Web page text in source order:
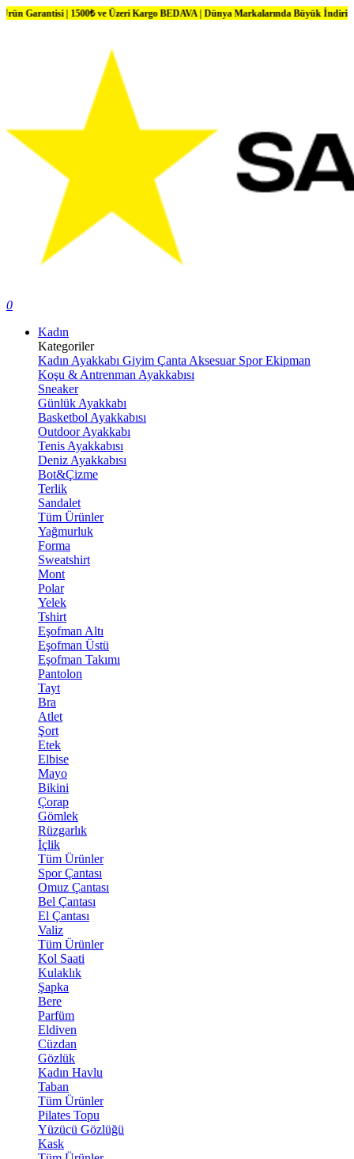
| 1500₺ ve Üzeri Kargo BEDAVA | Dünya Markalarında Büyük İndirimler
0
Kadın
Kategoriler
Kadın Ayakkabı Giyim Çanta Aksesuar Spor Ekipman
Koşu & Antrenman Ayakkabısı
Sneaker
Günlük Ayakkabı
Basketbol Ayakkabısı
Outdoor Ayakkabı
Tenis Ayakkabısı
Deniz Ayakkabısı
Bot&Çizme
Terlik
Sandalet
Tüm Ürünler
Yağmurluk
Forma
Sweatshirt
Mont
Polar
Yelek
Tshirt
Eşofman Altı
Eşofman Üstü
Eşofman Takımı
Pantolon
Tayt
Bra
Atlet
Şort
Etek
Elbise
Mayo
Bikini
Çorap
Gömlek
Rüzgarlık
İçlik
Tüm Ürünler
Spor Çantası
Omuz Çantası
Bel Çantası
El Çantası
Valiz
Tüm Ürünler
Kol Saati
Kulaklık
Şapka
Bere
Parfüm
Eldiven
Cüzdan
Gözlük
Kadın Havlu
Taban
Tüm Ürünler
Pilates Topu
Yüzücü Gözlüğü
Kask